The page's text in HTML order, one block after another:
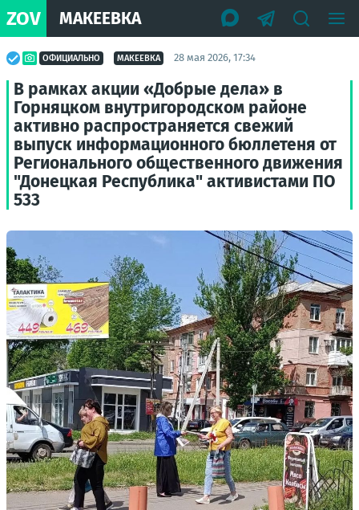
ZOV МАКЕЕВКА
ОФИЦИАЛЬНО МАКЕЕВКА 28 мая 2026, 17:34
В рамках акции «Добрые дела» в
Горняцком внутригородском районе
активно распространяется свежий
выпуск информационного бюллетеня от
Регионального общественного движения
"Донецкая Республика" активистами ПО
533